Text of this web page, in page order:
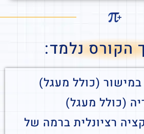
הקורס נלמד:
במישור (כולל מעגל)
(כולל מעגל)
רציונלית ברמה של